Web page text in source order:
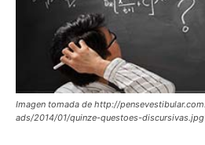
Imagen tomada de http://
ads/2014/01/quinze-questoes-